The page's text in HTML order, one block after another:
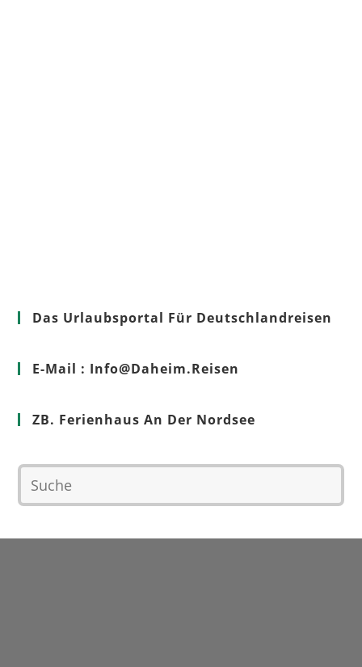
Das Urlaubsportal Für Deutschlandreisen
E-Mail : Info@Daheim.Reisen
ZB. Ferienhaus An Der Nordsee